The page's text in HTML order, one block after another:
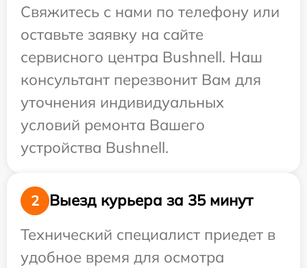
Свяжитесь с нами по телефону или
оставьте заявку на сайте
сервисного центра Bushnell. Наш
консультант перезвонит Вам для
уточнения индивидуальных
условий ремонта Вашего
устройства Bushnell.
2
Выезд курьера за 35 минут
Технический специалист приедет в
удобное время для осмотра